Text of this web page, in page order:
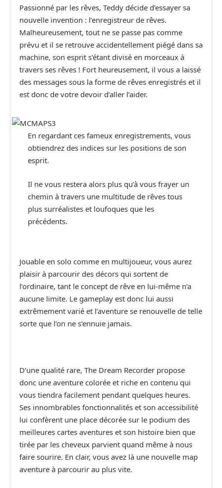
Passionné par les rêves, Teddy décide d’essayer sa
nouvelle invention : l’enregistreur de rêves.
Malheureusement, tout ne se passe pas comme
prévu et il se retrouve accidentellement piégé dans sa
machine, son esprit s’étant divisé en morceaux à
travers ses rêves ! Fort heureusement, il vous a laissé
des messages sous la forme de rêves enregistrés et il
est donc de votre devoir d’aller l’aider.
En regardant ces fameux enregistrements, vous
obtiendrez des indices sur les positions de son
esprit.
Il ne vous restera alors plus qu’à vous frayer un
chemin à travers une multitude de rêves tous
plus surréalistes et loufoques que les
précédents.
Jouable en solo comme en multijoueur, vous aurez
plaisir à parcourir des décors qui sortent de
l’ordinaire, tant le concept de rêve en lui-même n’a
aucune limite. Le gameplay est donc lui aussi
extrêmement varié et l’aventure se renouvelle de telle
sorte que l’on ne s’ennuie jamais.
D’une qualité rare, The Dream Recorder propose
donc une aventure colorée et riche en contenu qui
vous tiendra facilement pendant quelques heures.
Ses innombrables fonctionnalités et son accessibilité
lui confèrent une place décorée sur le podium des
meilleures cartes aventures et son histoire bien que
tirée par les cheveux parvient quand même à nous
faire sourire. En clair, vous avez là une nouvelle map
aventure à parcourir au plus vite.